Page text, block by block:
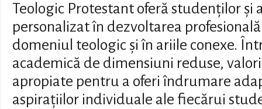
Teologic Protestant oferă studenților și
personalizat în dezvoltarea
domeniul teologic și în ariile conexe.
academică de dimensiuni reduse,
apropiate pentru a oferi îndrumare
aspirațiilor individuale ale fiecărui